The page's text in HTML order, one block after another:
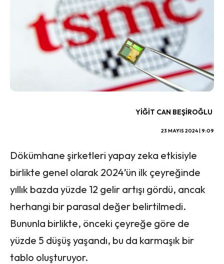
YIĞIT CAN BEŞIROĞLU
23 MAYIS 2024 | 9:09
Dökümhane şirketleri yapay zeka etkisiyle
birlikte genel olarak 2024’ün ilk çeyreğinde
yıllık bazda yüzde 12 gelir artışı gördü, ancak
herhangi bir parasal değer belirtilmedi.
Bununla birlikte, önceki çeyreğe göre de
yüzde 5 düşüş yaşandı, bu da karmaşık bir
tablo oluşturuyor.